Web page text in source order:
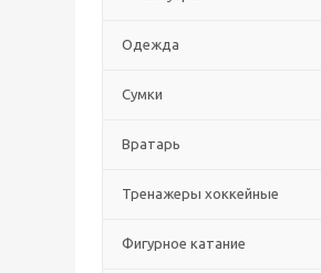
Одежда
Сумки
Вратарь
Тренажеры хоккейные
Фигурное катание